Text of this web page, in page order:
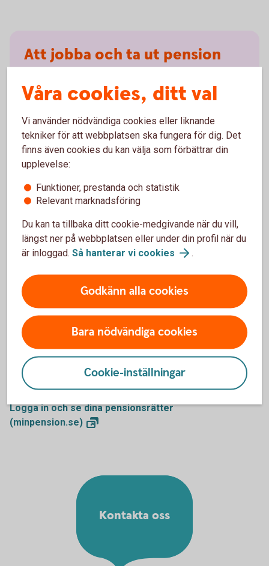
Att jobba och ta ut pension
Så länge du arbetar, heltid eller deltid, sätter din
arbetsgivare av pengar till både inkomstpension och
premiepension. Enligt lag har du rätt att jobba kvar till
69 års ålder. Du kan arbeta och samtidigt ta ut din
allmänna pension. Läs mer om när du kan ta ut din
pensionen.
Ta ut din pension - uttagsregler
Mer information
Inkomstpension - mer information
(pensionsmyndigheten.se)
Inkomstpensionstillägg
(pensionsmyndigheten.se)
Ansök om allmän pension
(pensionsmyndigheten.se)
Logga in och se dina pensionsrätter
(minpension.se)
Kontakta oss
Våra cookies, ditt val
Vi använder nödvändiga cookies eller liknande
tekniker för att webbplatsen ska fungera för dig. Det
finns även cookies du kan välja som förbättrar din
upplevelse:
Funktioner, prestanda och statistik
Relevant marknadsföring
Du kan ta tillbaka ditt cookie-medgivande när du vill,
längst ner på webbplatsen eller under din profil när du
är inloggad. Så hanterar vi cookies .
Godkänn alla cookies
Bara nödvändiga cookies
Cookie-inställningar